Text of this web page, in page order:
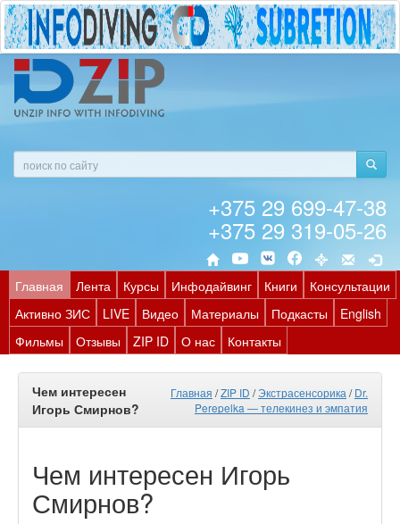
+375 29 699-47-38
+375 29 319-05-26
Главная Лента Курсы Инфодайвинг Книги
Консультации
Активно ЗИС
LIVE Видео Материалы Подкасты
English
Фильмы
Отзывы ZIP ID О нас Контакты
Чем интересен
Игорь Смирнов?
Главная /ZIP ID /Экстрасенсорика /Dr.
Perepelka — телекинез и эмпатия
Чем интересен Игорь
Смирнов?